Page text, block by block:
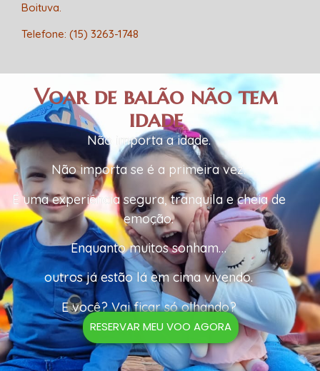
Boituva.
Telefone: (15) 3263-1748
Voar de balão não tem
idade
Não importa a idade.
Não importa se é a primeira vez.
É uma experiência segura, tranquila e cheia de
emoção.
Enquanto muitos sonham…
outros já estão lá em cima vivendo.
E você? Vai ficar só olhando?
RESERVAR MEU VOO AGORA